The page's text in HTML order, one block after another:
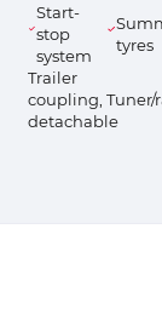
Start-
stop
system
tyres
Trailer
coupling,
detachable
Tuner/